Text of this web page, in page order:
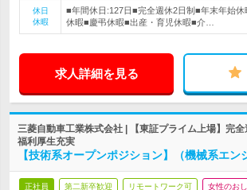
休日
休暇
■年間休日:127日■完全週休2日制■年末年始
休暇■慶弔休暇■出産・育児休暇■介…
求人詳細を見る
三菱自動車工業株式会社 | 【東証プライム上場】完
福利厚生充実
【技術系オープンポジション】（機械系エン
正社員 第二新卒歓迎 リモートワーク可 女性のお